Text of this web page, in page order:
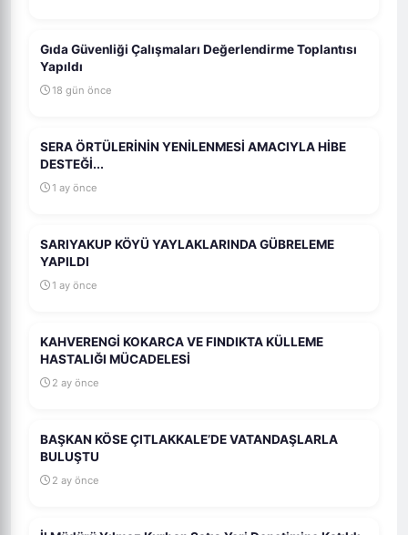
Gıda Güvenliği Çalışmaları Değerlendirme Toplantısı
Yapıldı
18 gün önce
SERA ÖRTÜLERİNİN YENİLENMESİ AMACIYLA HİBE
DESTEĞİ...
1 ay önce
SARIYAKUP KÖYÜ YAYLAKLARINDA GÜBRELEME
YAPILDI
1 ay önce
KAHVERENGİ KOKARCA VE FINDIKTA KÜLLEME
HASTALIĞI MÜCADELESİ
2 ay önce
BAŞKAN KÖSE ÇITLAKKALE’DE VATANDAŞLARLA
BULUŞTU
2 ay önce